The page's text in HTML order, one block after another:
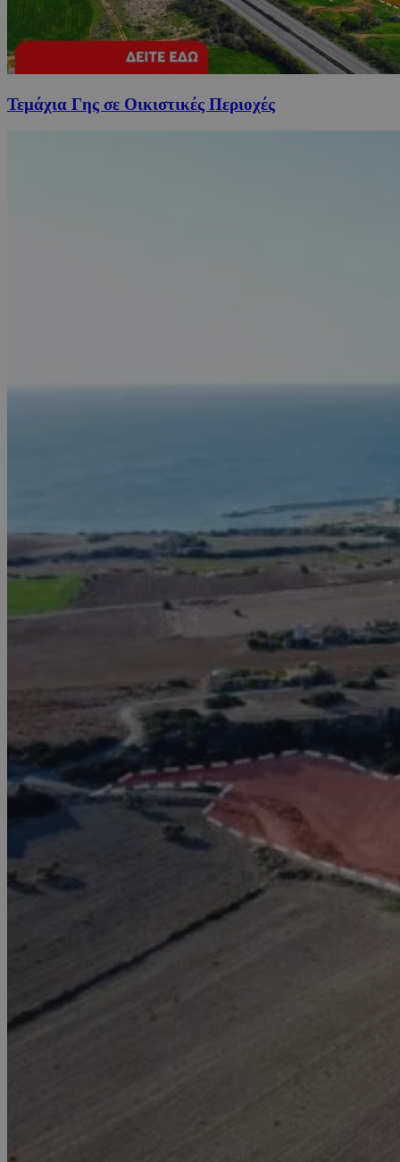
Τεμάχια Γης σε Οικιστικές Περιοχές